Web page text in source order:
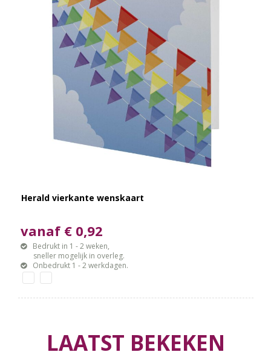
Herald vierkante wenskaart
vanaf € 0,92
Bedrukt in 1 - 2 weken,
sneller mogelijk in overleg.
Onbedrukt 1 - 2 werkdagen.
LAATST BEKEKEN